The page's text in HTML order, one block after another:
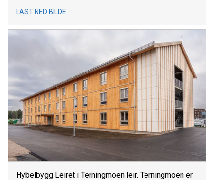
LAST NED BILDE
Hybelbygg Leiret i Terningmoen leir. Terningmoen er